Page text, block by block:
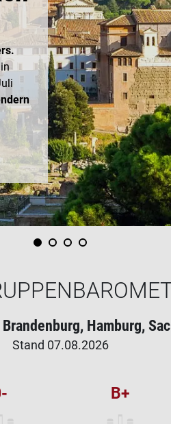
Hamburg,
Stand 07.08.2026
B+